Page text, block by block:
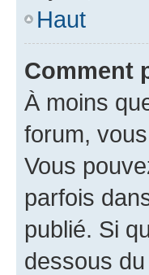
Haut
Comment
À moins
forum,
Vous
parfois
publié. Si
dessous